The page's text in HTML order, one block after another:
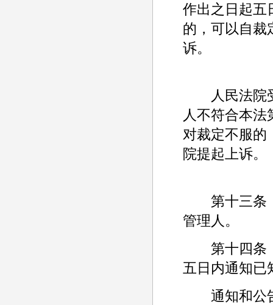
作出之日起五
的，可以自裁
诉。
人民法院受
人不符合本
对裁定不服的
院提起上诉。
第十三条
管理人。
第十四条
五日内通知已
通知和公告